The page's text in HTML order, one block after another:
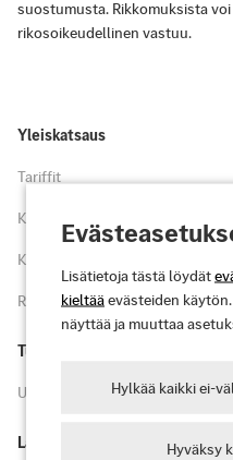
suostumusta. Rikkomuksista
rikosoikeudellinen vastuu.
Yleiskatsaus
Tariffit
Kohokohdat
Kartta
Rekisteröidy
Tuki
Usein kysytyt kysymykset ja tuki
Lakiasiat
Lisätietoja tästä löydät
kieltääevästeiden käytön.
näyttää ja muuttaa
Hylkää kaikki ei-
Hyväksy